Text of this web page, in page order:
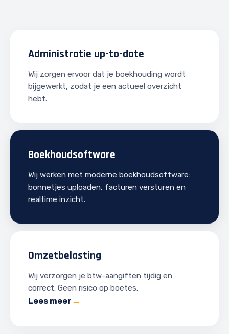
Administratie up-to-date
Wij zorgen ervoor dat je boekhouding wordt
bijgewerkt, zodat je een actueel overzicht
hebt.
Boekhoudsoftware
Wij werken met moderne boekhoudsoftware:
bonnetjes uploaden, facturen versturen en
realtime inzicht.
Omzetbelasting
Wij verzorgen je btw-aangiften tijdig en
correct. Geen risico op boetes.
Lees meer